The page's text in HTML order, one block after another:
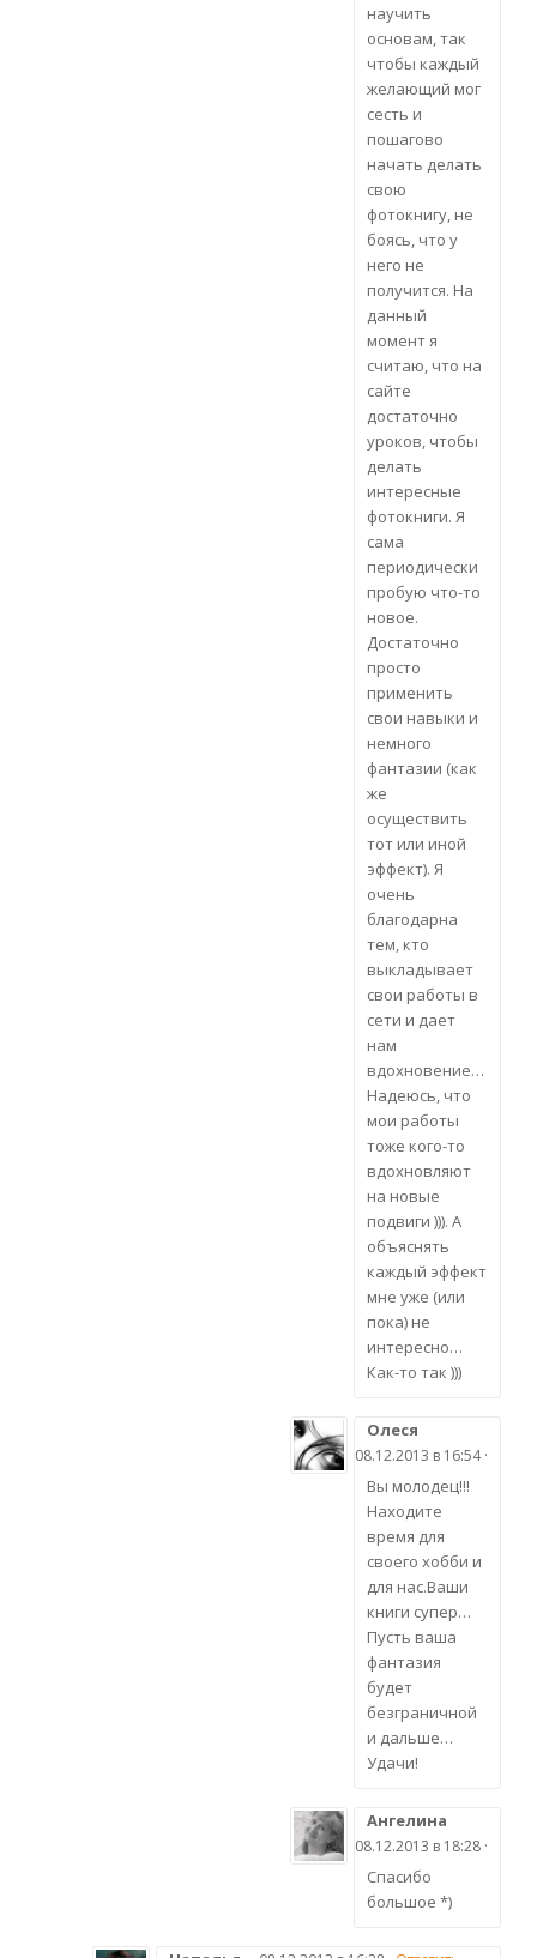
научить
основам, так
чтобы каждый
желающий мог
сесть и
пошагово
начать делать
свою
фотокнигу, не
боясь, что у
него не
получится. На
данный
момент я
считаю, что на
сайте
достаточно
уроков, чтобы
делать
интересные
фотокниги. Я
сама
периодически
пробую что-то
новое.
Достаточно
просто
применить
свои навыки и
немного
фантазии (как
же
осуществить
тот или иной
эффект). Я
очень
благодарна
тем, кто
выкладывает
свои работы в
сети и дает
нам
вдохновение…
Надеюсь, что
мои работы
тоже кого-то
вдохновляют
на новые
подвиги ))). А
объяснять
каждый эффект
мне уже (или
пока) не
интересно…
Как-то так )))
Олеся
08.12.2013 в 16:54 ·
Вы молодец!!!
Находите
время для
своего хобби и
для нас.Ваши
книги супер…
Пусть ваша
фантазия
будет
безграничной
и дальше…
Удачи!
Ангелина
08.12.2013 в 18:28 ·
Спасибо
большое *)